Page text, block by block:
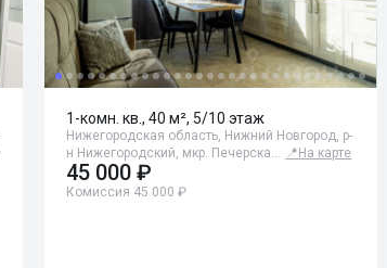
1-комн. кв., 40 м², 5/10 этаж
Нижегородская область, Нижний Новгород, р-
н Нижегородский, мкр. Печерска… 📍 На карте
45 000 ₽
Комиссия 45 000 ₽